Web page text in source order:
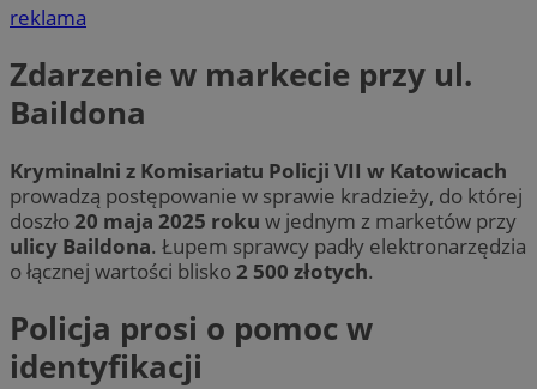
reklama
Zdarzenie w markecie przy ul.
Baildona
Kryminalni z Komisariatu Policji VII w Katowicach
prowadzą postępowanie w sprawie kradzieży, do której
doszło20 maja 2025 roku w jednym z marketów przy
ulicy Baildona. Łupem sprawcy padły elektronarzędzia
o łącznej wartości blisko2 500 złotych.
Policja prosi o pomoc w
identyfikacji